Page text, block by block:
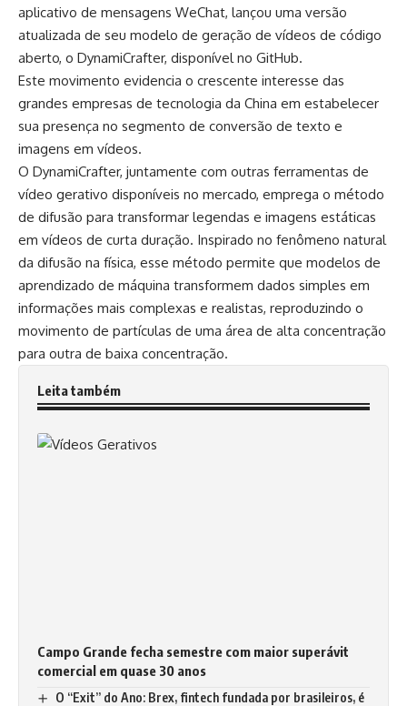
aplicativo de mensagens WeChat, lançou uma versão
atualizada de seu modelo de geração de vídeos de código
aberto, o DynamiCrafter, disponível no GitHub.
Este movimento evidencia o crescente interesse das
grandes empresas de tecnologia da China em estabelecer
sua presença no segmento de conversão de texto e
imagens em vídeos.
O DynamiCrafter, juntamente com outras ferramentas de
vídeo gerativo disponíveis no mercado, emprega o método
de difusão para transformar legendas e imagens estáticas
em vídeos de curta duração. Inspirado no fenômeno natural
da difusão na física, esse método permite que modelos de
aprendizado de máquina transformem dados simples em
informações mais complexas e realistas, reproduzindo o
movimento de partículas de uma área de alta concentração
para outra de baixa concentração.
Leita também
Campo Grande fecha semestre com maior superávit
comercial em quase 30 anos
O “Exit” do Ano: Brex, fintech fundada por brasileiros, é